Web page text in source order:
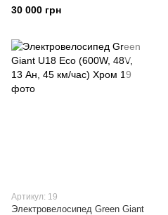
30 000 грн
Артикул: 19
Электровелосипед Green Giant